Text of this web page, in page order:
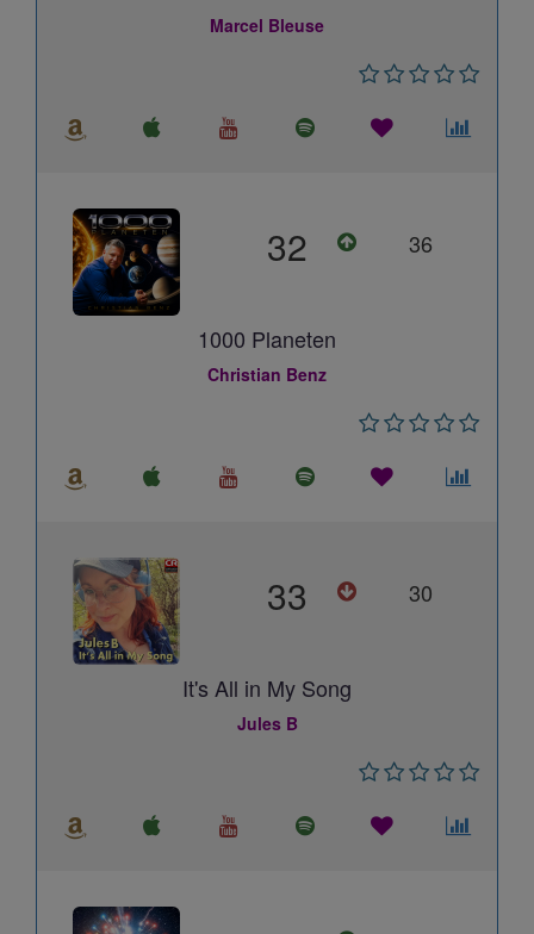
Marcel Bleuse
32 36
1000 Planeten
Christian Benz
33 30
It's All in My Song
Jules B